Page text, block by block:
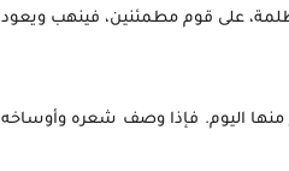
على قوم مطمئنين، فينهب ويعود
منها اليوم. فإذا وصف شعره وأوساخه